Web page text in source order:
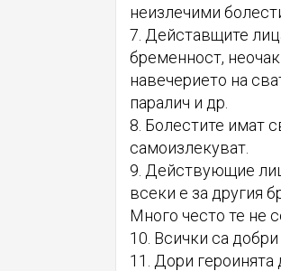
неизлечими
7. Дейставщите
бременност,
навечерието на
паралич и др.
8. Болестите имат
самоизлекуват.
9. Действующие
всеки е за другия
Много често те не
10. Всички са добри
11. Дори героинята